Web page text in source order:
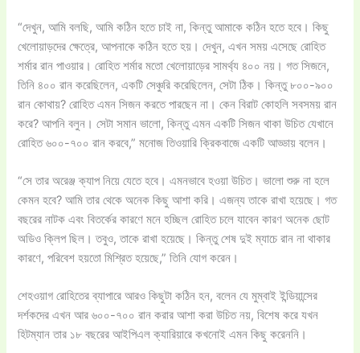
“দেখুন, আমি বলছি, আমি কঠিন হতে চাই না, কিন্তু আমাকে কঠিন হতে হবে। কিছু
খেলোয়াড়দের ক্ষেত্রে, আপনাকে কঠিন হতে হয়। দেখুন, এখন সময় এসেছে রোহিত
শর্মার রান পাওয়ার। রোহিত শর্মার মতো খেলোয়াড়ের সামর্থ্য ৪০০ নয়। গত সিজনে,
তিনি ৪০০ রান করেছিলেন, একটি সেঞ্চুরি করেছিলেন, সেটা ঠিক। কিন্তু ৮০০-৯০০
রান কোথায়? রোহিত এমন সিজন করতে পারছেন না। কেন বিরাট কোহলি সবসময় রান
করে? আপনি বলুন। সেটা সমান ভালো, কিন্তু এমন একটি সিজন থাকা উচিত যেখানে
রোহিত ৬০০-৭০০ রান করবে,” মনোজ তিওয়ারি ক্রিকবাজে একটি আড্ডায় বলেন।
“সে তার অরেঞ্জ ক্যাপ নিয়ে যেতে হবে। এমনভাবে হওয়া উচিত। ভালো শুরু না হলে
কেমন হবে? আমি তার থেকে অনেক কিছু আশা করি। এজন্য তাকে রাখা হয়েছে। গত
বছরের নাটক এবং বিতর্কের কারণে মনে হচ্ছিল রোহিত চলে যাবেন কারণ অনেক ছোট
অডিও ক্লিপ ছিল। তবুও, তাকে রাখা হয়েছে। কিন্তু শেষ দুই ম্যাচে রান না থাকার
কারণে, পরিবেশ হয়তো মিশ্রিত হয়েছে,” তিনি যোগ করেন।
শেহওয়াগ রোহিতের ব্যাপারে আরও কিছুটা কঠিন হন, বলেন যে মুম্বাই ইন্ডিয়ান্সের
দর্শকদের এখন আর ৬০০-৭০০ রান করার আশা করা উচিত নয়, বিশেষ করে যখন
হিটম্যান তার ১৮ বছরের আইপিএল ক্যারিয়ারে কখনোই এমন কিছু করেননি।